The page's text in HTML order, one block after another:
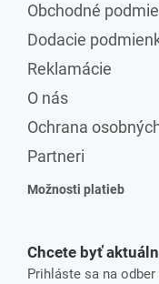
Obchodné
Dodacie
Reklamácie
O nás
Ochrana
Partneri
Možnosti platieb
Chcete byť
Prihláste sa na